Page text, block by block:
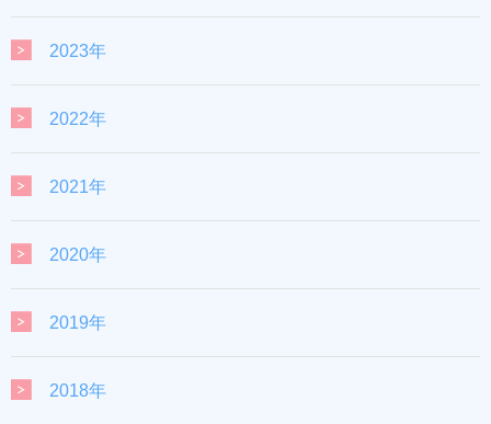
2023年
2022年
2021年
2020年
2019年
2018年